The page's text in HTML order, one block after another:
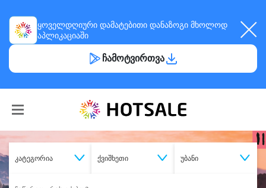
ყოველდღიური დამატებითი დანაზოგი მხოლოდ
აპლიკაციაში
ჩამოტვირთვა
კატეგორია ქვიშხეთი უბანი